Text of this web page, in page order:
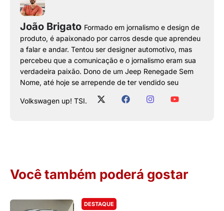
João Brigato Formado em jornalismo e design de
produto, é apaixonado por carros desde que aprendeu
a falar e andar. Tentou ser designer automotivo, mas
percebeu que a comunicação e o jornalismo eram sua
verdadeira paixão. Dono de um Jeep Renegade Sem
Nome, até hoje se arrepende de ter vendido seu
Volkswagen up! TSI.
Você também poderá gostar
DESTAQUE